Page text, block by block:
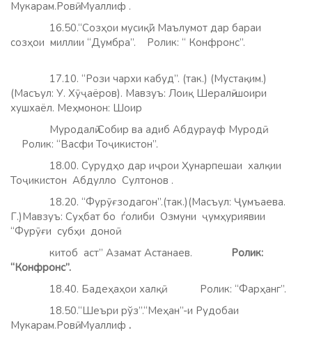
Мукарам.Ровӣ: Муаллиф .
16.50.“Созҳои мусиқӣ”. Маълумот дар бараи
созҳои миллии “Думбра”. Ролик: “ Конфронс”.
17.10. “Рози чархи кабуд”. (так.) (Мустақим.)
(Масъул: У. Хӯҷаёров). Мавзуъ: Лоиқ Шералӣ-шоири
хушхаёл. Меҳмонон: Шоир
Муродалӣ Собир ва адиб Абдурауф Муродӣ.
Ролик: “Васфи Тоҷикистон”.
18.00. Сурудҳо дар иҷрои Ҳунарпешаи халқии
Тоҷикистон Абдулло Султонов .
18.20. “Фурӯғзодагон”.(так.)(Масъул: Ҷумъаева.
Г.)Мавзуъ: Суҳбат бо ѓолиби Озмуни ҷумҳуриявии
“Фурӯғи субҳи доноӣ
китоб аст” Азамат Астанаев.
Ролик:
“Конфронс”.
18.40. Бадеҳаҳои халқӣ. Ролик: “Фарҳанг”.
18.50.“Шеъри рўз”.“Меҳан”-и Рудобаи
Мукарам.Ровӣ: Муаллиф .